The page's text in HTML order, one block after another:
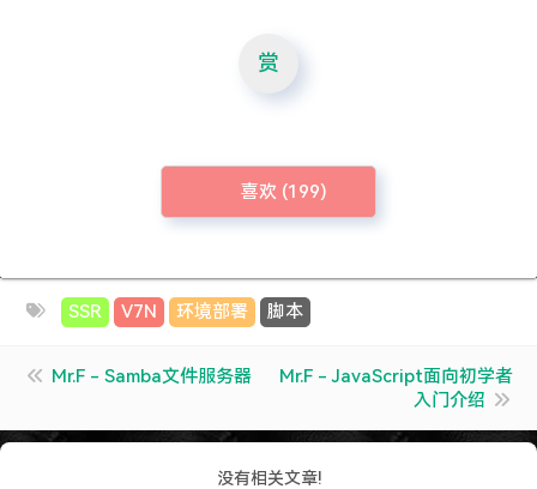
赏
喜欢 (199)
SSR V7N 环境部署 脚本
Mr.F - Samba文件服务器
Mr.F - JavaScript面向初学者
入门介绍
没有相关文章!